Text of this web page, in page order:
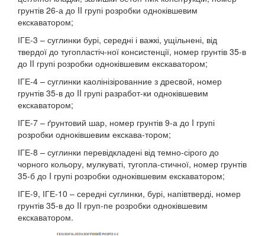
грунтів 26-а до II групі розробки одноківшевим
екскаватором;
ІГЕ-3 – суглинки бурі, середні і важкі, ущільнені, від
твердої до тугопластіч-ної консистенції, номер грунтів 35-в
до II групі розробки одноківшевим екскаватором;
ІГЕ-4 – суглинки каолінізірованние з дресвой, номер
грунтів 35-в до II групі разработ-ки одноківшевим
екскаватором;
ІГЕ-7 – ґрунтовий шар, номер грунтів 9-а до I групі
розробки одноківшевим екскава-тором;
ІГЕ-8 – суглинки перевідкладені від темно-сірого до
чорного кольору, мулкуваті, тугопла-стичної, номер грунтів
35-б до I групі розробки одноківшевим екскаватором;
ІГЕ-9, ІГЕ-10 – середні суглинки, бурі, напівтверді, номер
грунтів 35-в до II груп-пе розробки одноківшевим
екскаватором.